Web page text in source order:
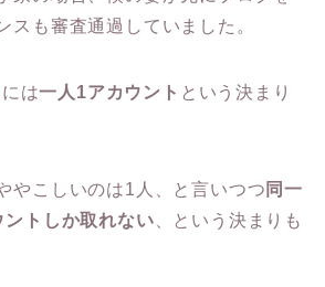
スも審査通過していました。
は一人1アカウント という決まり
やこしいのは1人、と言いつつ 同一
トしか取れない 、という決まりも